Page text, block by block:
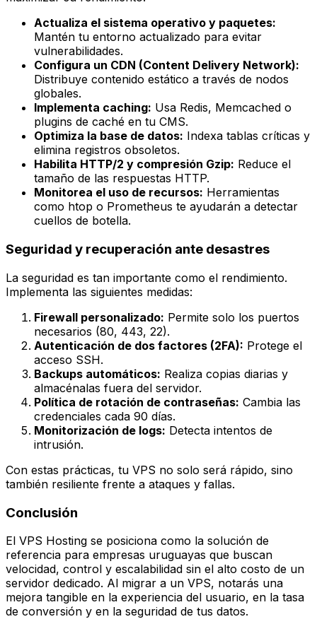
Actualiza el sistema operativo y paquetes:
Mantén tu entorno actualizado para evitar
vulnerabilidades.
Configura un CDN (Content Delivery Network):
Distribuye contenido estático a través de nodos
globales.
Implementa caching: Usa Redis, Memcached o
plugins de caché en tu CMS.
Optimiza la base de datos: Indexa tablas críticas y
elimina registros obsoletos.
Habilita HTTP/2 y compresión Gzip: Reduce el
tamaño de las respuestas HTTP.
Monitorea el uso de recursos: Herramientas
como htop o Prometheus te ayudarán a detectar
cuellos de botella.
Seguridad y recuperación ante desastres
La seguridad es tan importante como el rendimiento.
Implementa las siguientes medidas:
Firewall personalizado: Permite solo los puertos
necesarios (80, 443, 22).
Autenticación de dos factores (2FA): Protege el
acceso SSH.
Backups automáticos: Realiza copias diarias y
almacénalas fuera del servidor.
Política de rotación de contraseñas: Cambia las
credenciales cada 90 días.
Monitorización de logs: Detecta intentos de
intrusión.
Con estas prácticas, tu VPS no solo será rápido, sino
también resiliente frente a ataques y fallas.
Conclusión
El VPS Hosting se posiciona como la solución de
referencia para empresas uruguayas que buscan
velocidad, control y escalabilidad sin el alto costo de un
servidor dedicado. Al migrar a un VPS, notarás una
mejora tangible en la experiencia del usuario, en la tasa
de conversión y en la seguridad de tus datos.